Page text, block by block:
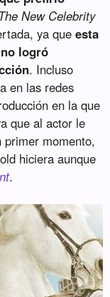
The New Celebrity
ya queesta
logró
. Incluso
en las redes
en la que
que al actor le
primer momento,
hiciera aunque
.